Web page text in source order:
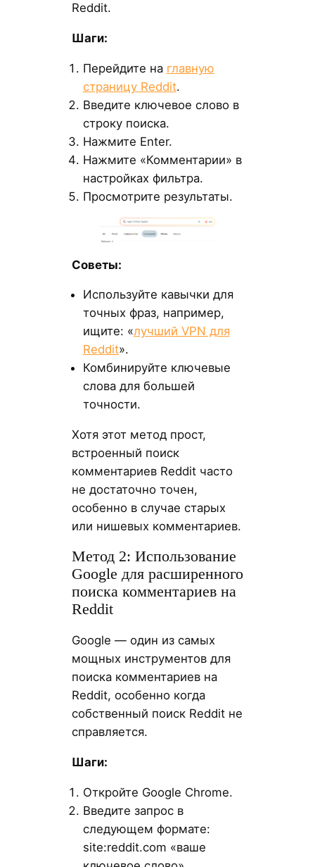
Reddit.
Шаги:
Перейдите на главную
страницу Reddit.
Введите ключевое слово в
строку поиска.
Нажмите Enter.
Нажмите «Комментарии» в
настройках фильтра.
Просмотрите результаты.
Советы:
Используйте кавычки для
точных фраз, например,
ищите: «лучший VPN для
Reddit».
Комбинируйте ключевые
слова для большей
точности.
Хотя этот метод прост,
встроенный поиск
комментариев Reddit часто
не достаточно точен,
особенно в случае старых
или нишевых комментариев.
Метод 2: Использование
Google для расширенного
поиска комментариев на
Reddit
Google — один из самых
мощных инструментов для
поиска комментариев на
Reddit, особенно когда
собственный поиск Reddit не
справляется.
Шаги:
Откройте Google Chrome.
Введите запрос в
следующем формате:
site:reddit.com «ваше